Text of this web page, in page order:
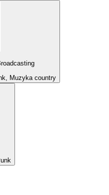
Muzyka country